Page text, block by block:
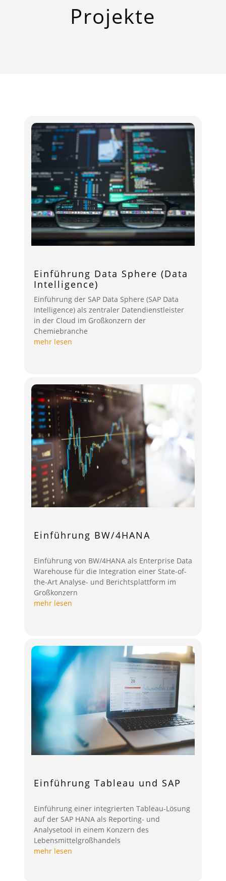
Projekte
Einführung Data Sphere (Data
Intelligence)
Einführung der SAP Data Sphere (SAP Data
Intelligence) als zentraler Datendienstleister
in der Cloud im Großkonzern der
Chemiebranche
mehr lesen
Einführung BW/4HANA
Einführung von BW/4HANA als Enterprise Data
Warehouse für die Integration einer State-of-
the-Art Analyse- und Berichtsplattform im
Großkonzern
mehr lesen
Einführung Tableau und SAP
Einführung einer integrierten Tableau-Lösung
auf der SAP HANA als Reporting- und
Analysetool in einem Konzern des
Lebensmittelgroßhandels
mehr lesen